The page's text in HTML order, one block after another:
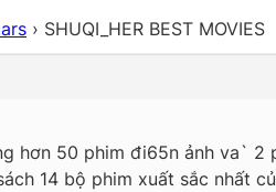
› SHUQI_HER BEST MOVIES
hơn 50 phim đi65n ảnh va`
14 bộ phim xuất sắc nhất